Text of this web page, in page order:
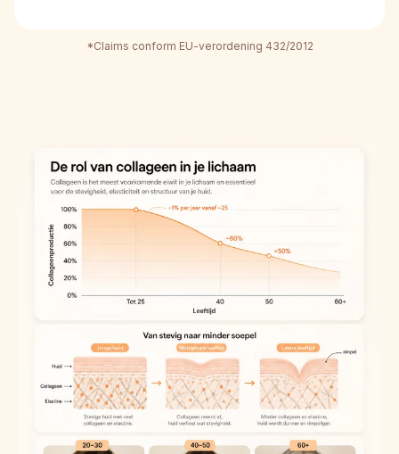
*Claims conform EU-verordening 432/2012